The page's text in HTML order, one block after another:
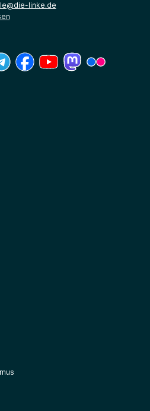
linke.de
Fenster)
ein neues Fenster)
öffnet ein neues Fenster)
(Link öffnet ein neues Fenster)
(Link öffnet ein neues Fenster)
(Link öffnet ein neues
(Link öffnet ein